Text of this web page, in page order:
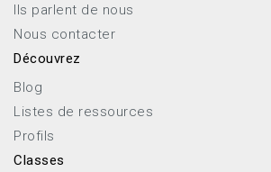
Ils parlent de nous
Nous contacter
Découvrez
Blog
Listes de ressources
Profils
Classes